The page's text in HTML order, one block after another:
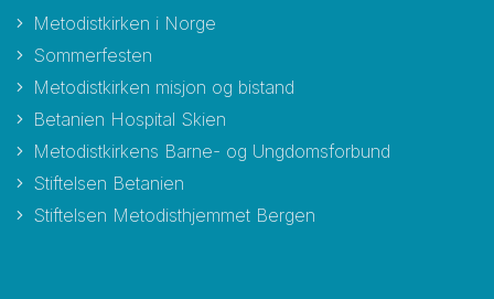
Metodistkirken i Norge
Sommerfesten
Metodistkirken misjon og bistand
Betanien Hospital Skien
Metodistkirkens Barne- og Ungdomsforbund
Stiftelsen Betanien
Stiftelsen Metodisthjemmet Bergen